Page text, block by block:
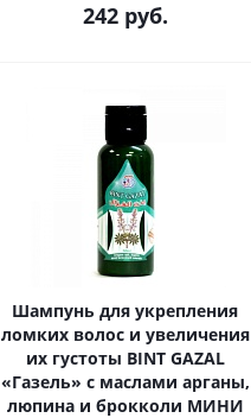
242руб.
Шампунь для укрепления
ломких волос и увеличения
их густоты BINT GAZAL
«Газель» с маслами арганы,
люпина и брокколи МИНИ